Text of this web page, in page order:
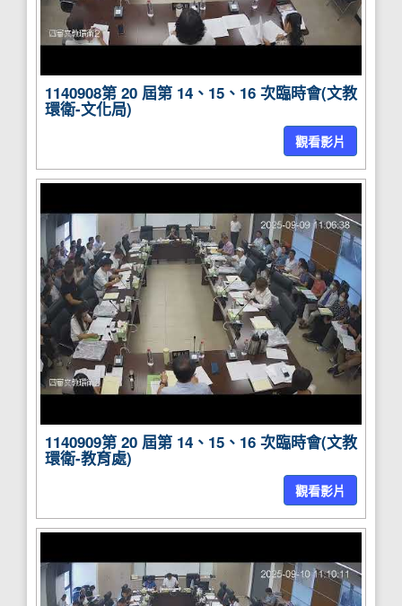
1140908第 20 屆第 14、15、16 次臨時會(文教
環衛-文化局)
觀看影片
1140909第 20 屆第 14、15、16 次臨時會(文教
環衛-教育處)
觀看影片